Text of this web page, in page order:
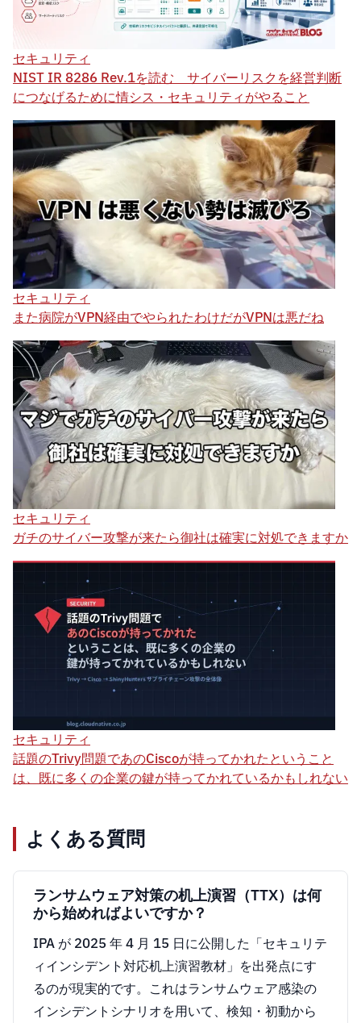
セキュリティ
NIST IR 8286 Rev.1を読む サイバーリスクを経営判断
につなげるために情シス・セキュリティがやること
セキュリティ
また病院がVPN経由でやられたわけだがVPNは悪だね
セキュリティ
ガチのサイバー攻撃が来たら御社は確実に対処できますか
セキュリティ
話題のTrivy問題であのCiscoが持ってかれたということ
は、既に多くの企業の鍵が持ってかれているかもしれない
よくある質問
ランサムウェア対策の机上演習（TTX）は何
から始めればよいですか？
IPA が 2025 年 4 月 15 日に公開した「セキュリテ
ィインシデント対応机上演習教材」を出発点にす
るのが現実的です。これはランサムウェア感染の
インシデントシナリオを用いて、検知・初動から